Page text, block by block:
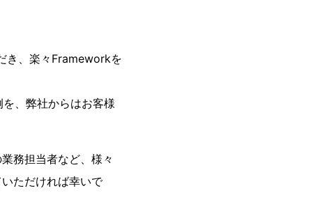
き、楽々Frameworkを
、弊社からはお客様
務担当者など、様々
ただければ幸いで